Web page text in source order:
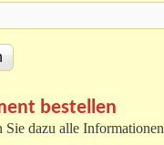
bestellen
Sie dazu alle Informationen